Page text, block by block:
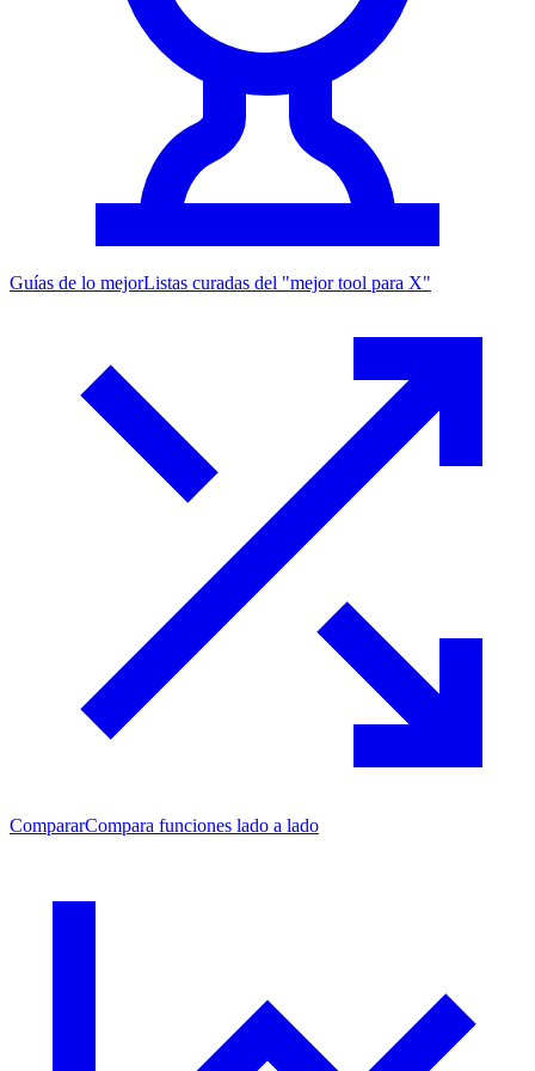
Guías de lo mejorListas curadas del "mejor tool para X"
CompararCompara funciones lado a lado